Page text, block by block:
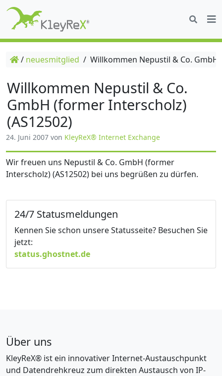
/ neuesmitglied / Willkommen Nepustil & Co.
Willkommen Nepustil & Co.
GmbH (former Interscholz)
(AS12502)
24. Juni 2007 von KleyReX® Internet Exchange
Wir freuen uns Nepustil & Co. GmbH (former
Interscholz) (AS12502) bei uns begrüßen zu dürfen.
24/7 Statusmeldungen
Kennen Sie schon unsere Statusseite? Besuchen Sie
jetzt:
status.ghostnet.de
Über uns
KleyReX® ist ein innovativer Internet-Austauschpunkt
und Datendrehkreuz zum direkten Austausch von IP-